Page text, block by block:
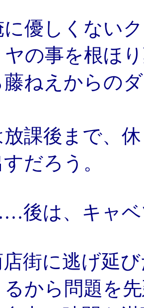
優しくない
ヤの事を根ほ
ねえからの
放課後まで、
だろう。
後は、キャ
店街に逃げ延
から問題を